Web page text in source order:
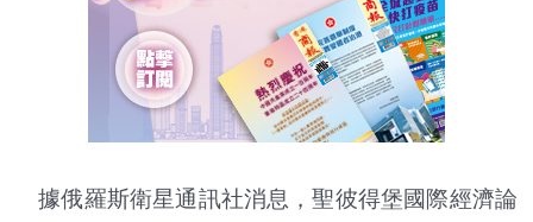
據俄羅斯衛星通訊社消息，聖彼得堡國際經濟論